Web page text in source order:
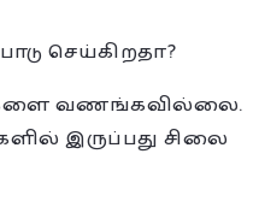
செய்கிறதா?
வணங்கவில்லை.
இருப்பது சிலை